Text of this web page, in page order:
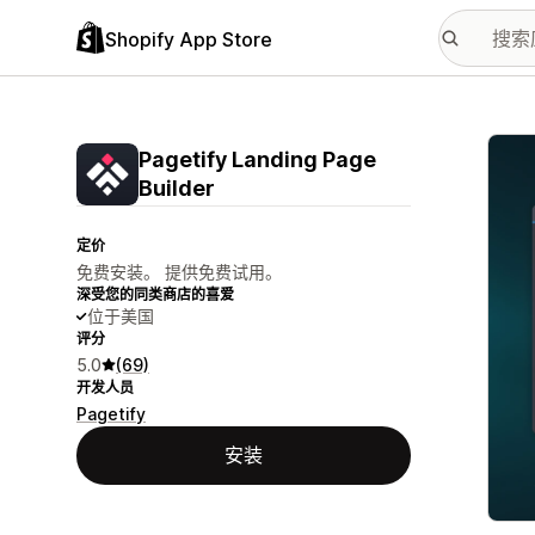
Shopify App Store
Pagetify Landing Page
Builder
定价
免费安装。 提供免费试用。
深受您的同类商店的喜爱
位于美国
评分
5.0 (69)
开发人员
Pagetify
安装
配图